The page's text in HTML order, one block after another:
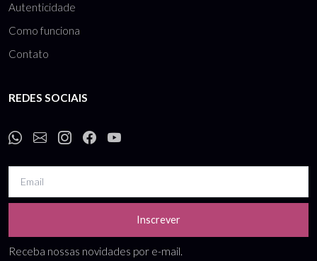
Autenticidade
Como funciona
Contato
REDES SOCIAIS
Inscrever
Receba nossas novidades por e-mail.